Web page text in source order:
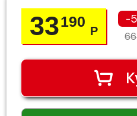
33190
Р
-